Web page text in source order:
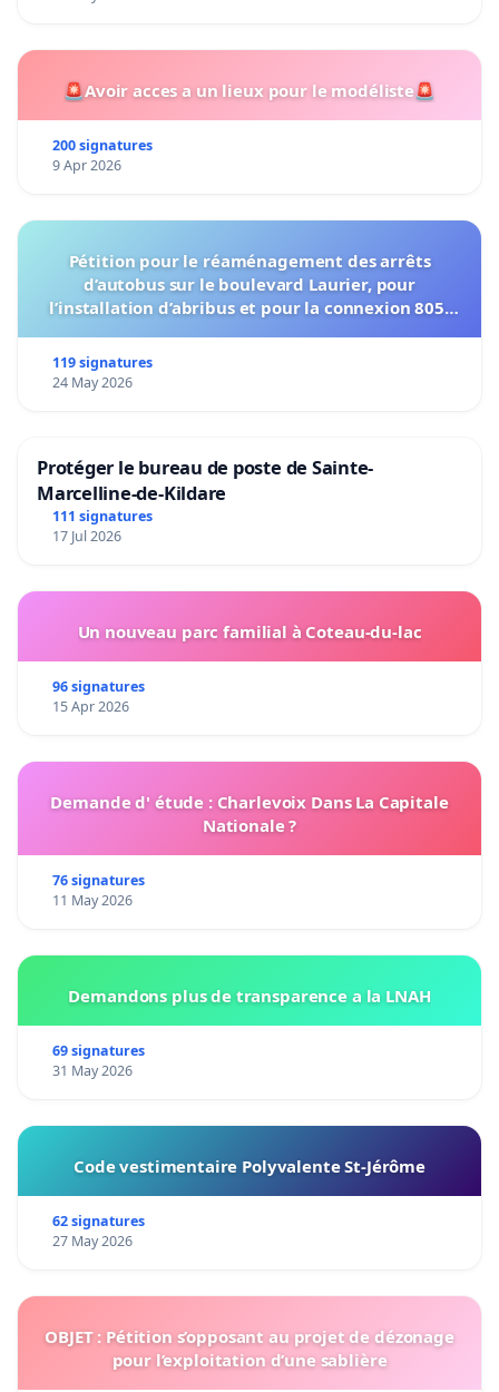
🚨Avoir acces a un lieux pour le modéliste🚨
200 signatures
9 Apr 2026
Pétition pour le réaménagement des arrêts
d’autobus sur le boulevard Laurier, pour
l’installation d’abribus et pour la connexion 805-
119 signatures
24 May 2026
Protéger le bureau de poste de Sainte-
Marcelline-de-Kildare
111 signatures
17 Jul 2026
Un nouveau parc familial à Coteau-du-lac
96 signatures
15 Apr 2026
Demande d' étude : Charlevoix Dans La Capitale
Nationale ?
76 signatures
11 May 2026
Demandons plus de transparence a la LNAH
69 signatures
31 May 2026
Code vestimentaire Polyvalente St-Jérôme
62 signatures
27 May 2026
OBJET : Pétition s’opposant au projet de dézonage
pour l’exploitation d’une sablière